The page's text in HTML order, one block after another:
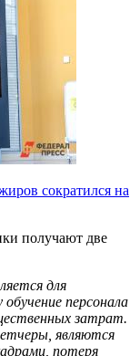
сократился на
получают две
для
персонала
затрат.
являются
потеря